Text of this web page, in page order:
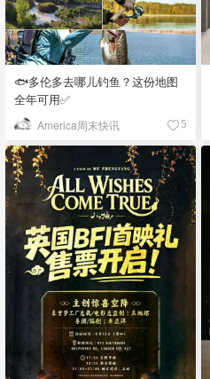
🐟多伦多去哪儿钓鱼？这份地图
全年可用✅
America周末快讯 5